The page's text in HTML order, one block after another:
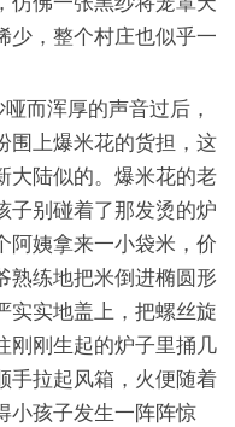
少，整个村庄也似乎一
浑厚的声音过后，
围上爆米花的货担，这
大陆似的。爆米花的老
子别碰着了那发烫的炉
阿姨拿来一小袋米，价
熟练地把米倒进椭圆形
实实地盖上，把螺丝旋
刚刚生起的炉子里捅几
手拉起风箱，火便随着
小孩子发生一阵阵惊